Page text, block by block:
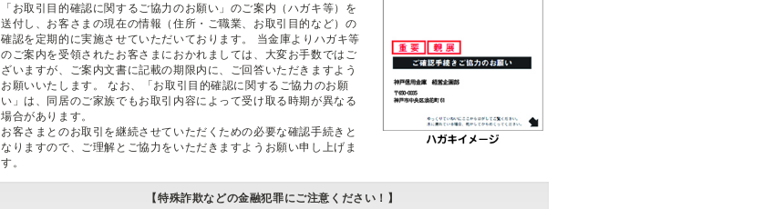
「お取引目的確認に関するご協力のお願い」のご案内（ハガキ等）を
送付し、お客さまの現在の情報（住所・ご職業、お取引目的など）の
確認を定期的に実施させていただいております。 当金庫よりハガキ等
のご案内を受領されたお客さまにおかれましては、大変お手数ではご
ざいますが、ご案内文書に記載の期限内に、ご回答いただきますよう
お願いいたします。 なお、「お取引目的確認に関するご協力のお願
い」は、同居のご家族でもお取引内容によって受け取る時期が異なる
場合があります。
お客さまとのお取引を継続させていただくための必要な確認手続きと
なりますので、ご理解とご協力をいただきますようお願い申し上げま
す。
【特殊詐欺などの金融犯罪にご注意ください！】